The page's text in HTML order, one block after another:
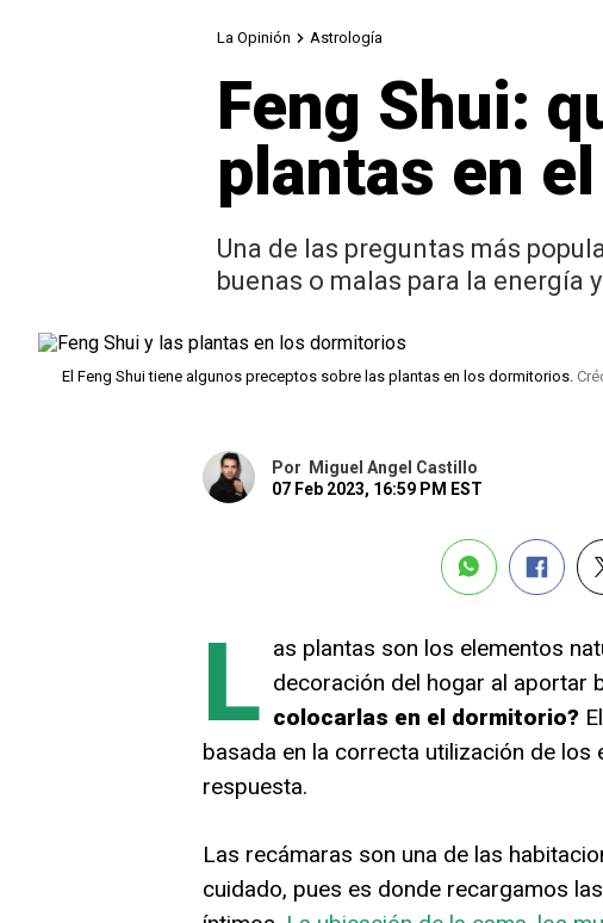
La Opinión Astrología
Feng Shui:
plantas en
Una de las preguntas más
buenas o malas para la energía
El Feng Shui tiene algunos preceptos sobre las plantas en los dormitorios.
Por
Miguel Angel Castillo
07 Feb 2023, 16:59 PM EST
L as plantas son los elementos
decoración del hogar al aportar
colocarlas en el dormitorio?
basada en la correcta utilización de
respuesta.
Las recámaras son una de las
cuidado, pues es donde recargamos